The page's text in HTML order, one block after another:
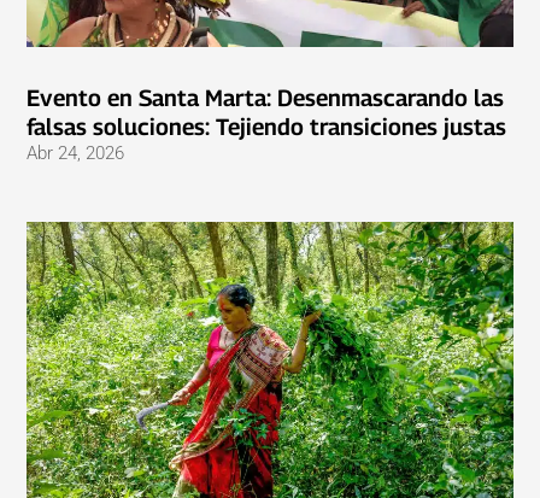
Evento en Santa Marta: Desenmascarando las
falsas soluciones: Tejiendo transiciones justas
Abr 24, 2026